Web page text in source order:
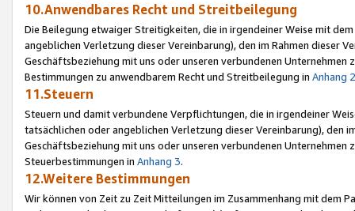
10.Anwendbares Recht und Streitbeilegung
Die Beilegung etwaiger Streitigkeiten, die in irgendeiner Weise mit
angeblichen Verletzung dieser Vereinbarung), den im Rahmen dieser
Geschäftsbeziehung mit uns oder unseren verbundenen
Bestimmungen zu anwendbarem Recht und Streitbeilegung in Anhang 2
11.Steuern
Steuern und damit verbundene Verpflichtungen, die in irgendeiner
tatsächlichen oder angeblichen Verletzung dieser Vereinbarung), den
Geschäftsbeziehung mit uns oder unseren verbundenen
Steuerbestimmungen in Anhang 3.
12.Weitere Bestimmungen
Wir können von Zeit zu Zeit Mitteilungen im Zusammenhang mit dem